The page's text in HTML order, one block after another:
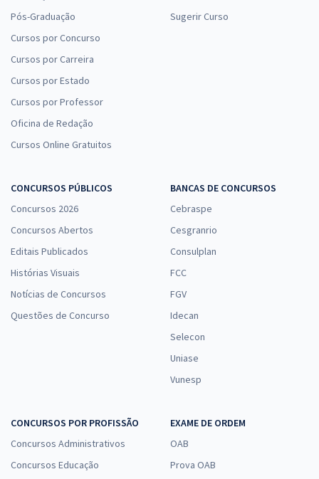
Pós-Graduação
Cursos por Concurso
Cursos por Carreira
Cursos por Estado
Cursos por Professor
Oficina de Redação
Cursos Online Gratuitos
Sugerir Curso
CONCURSOS PÚBLICOS
Concursos 2026
Concursos Abertos
Editais Publicados
Histórias Visuais
Notícias de Concursos
Questões de Concurso
BANCAS DE CONCURSOS
Cebraspe
Cesgranrio
Consulplan
FCC
FGV
Idecan
Selecon
Uniase
Vunesp
CONCURSOS POR PROFISSÃO
Concursos Administrativos
Concursos Educação
EXAME DE ORDEM
OAB
Prova OAB